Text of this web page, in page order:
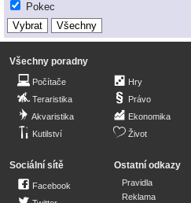
Pokec
Všechny poradny
Počítače
Teraristika
Akvaristika
Kutilství
Hry
Právo
Ekonomika
Život
Sociální sítě
Facebook
Ostatní odkazy
Pravidla
Reklama